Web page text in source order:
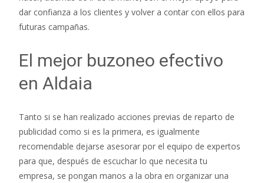
dar confianza a los clientes y volver a contar con ellos para
futuras campañas.
El mejor buzoneo efectivo
en Aldaia
Tanto si se han realizado acciones previas de reparto de
publicidad como si es la primera, es igualmente
recomendable dejarse asesorar por el equipo de expertos
para que, después de escuchar lo que necesita tu
empresa, se pongan manos a la obra en organizar una